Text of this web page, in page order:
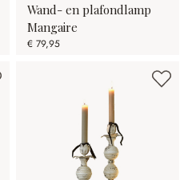
Wand- en plafondlamp
Mangaire
€ 79,95